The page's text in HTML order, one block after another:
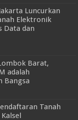
Luncurkan
Elektronik
Data dan
Barat,
adalah
Bangsa
Tanah